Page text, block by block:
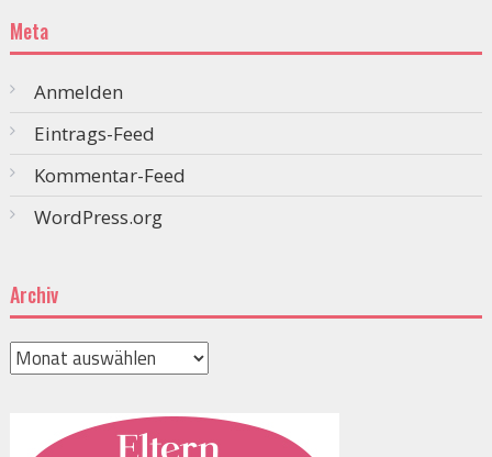
Meta
Anmelden
Eintrags-Feed
Kommentar-Feed
WordPress.org
Archiv
Archiv